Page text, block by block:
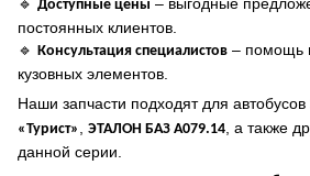
Доступные цены
постоянных клиентов.
🔹 Консультация специалистов – помощь
кузовных элементов.
Наши запчасти подходят для автобусов
«Турист»
ЭТАЛОН БАЗ А079.14 , а также
данной серии.